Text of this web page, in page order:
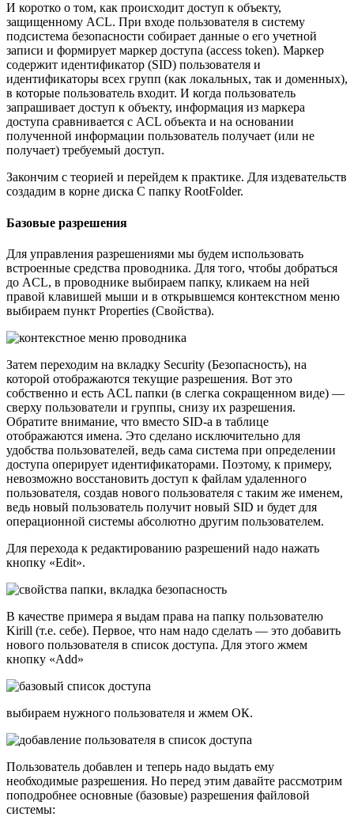
И коротко о том, как происходит доступ к объекту,
защищенному ACL. При входе пользователя в систему
подсистема безопасности собирает данные о его учетной
записи и формирует маркер доступа (access token). Маркер
содержит идентификатор (SID) пользователя и
идентификаторы всех групп (как локальных, так и доменных),
в которые пользователь входит. И когда пользователь
запрашивает доступ к объекту, информация из маркера
доступа сравнивается с ACL объекта и на основании
полученной информации пользователь получает (или не
получает) требуемый доступ.
Закончим с теорией и перейдем к практике. Для издевательств
создадим в корне диска C папку RootFolder.
Базовые разрешения
Для управления разрешениями мы будем использовать
встроенные средства проводника. Для того, чтобы добраться
до ACL, в проводнике выбираем папку, кликаем на ней
правой клавишей мыши и в открывшемся контекстном меню
выбираем пункт Properties (Свойства).
Затем переходим на вкладку Security (Безопасность), на
которой отображаются текущие разрешения. Вот это
собственно и есть ACL папки (в слегка сокращенном виде) —
сверху пользователи и группы, снизу их разрешения.
Обратите внимание, что вместо SID-а в таблице
отображаются имена. Это сделано исключительно для
удобства пользователей, ведь сама система при определении
доступа оперирует идентификаторами. Поэтому, к примеру,
невозможно восстановить доступ к файлам удаленного
пользователя, создав нового пользователя с таким же именем,
ведь новый пользователь получит новый SID и будет для
операционной системы абсолютно другим пользователем.
Для перехода к редактированию разрешений надо нажать
кнопку «Edit».
В качестве примера я выдам права на папку пользователю
Kirill (т.е. себе). Первое, что нам надо сделать — это добавить
нового пользователя в список доступа. Для этого жмем
кнопку «Add»
выбираем нужного пользователя и жмем ОК.
Пользователь добавлен и теперь надо выдать ему
необходимые разрешения. Но перед этим давайте рассмотрим
поподробнее основные (базовые) разрешения файловой
системы: